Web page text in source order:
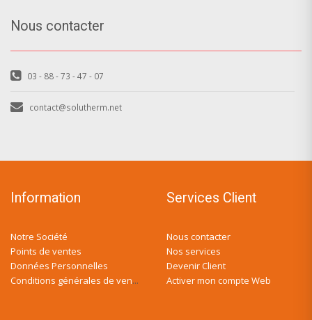
Nous contacter
03 - 88 - 73 - 47 - 07
contact@solutherm.net
Information
Notre Société
Points de ventes
Données Personnelles
Conditions générales de ventes
Services Client
Nous contacter
Nos services
Devenir Client
Activer mon compte Web